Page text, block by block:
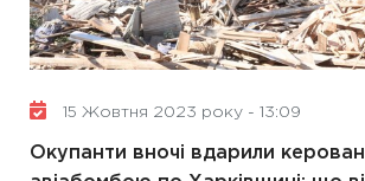
15 Жовтня 2023 року - 13:09
Окупанти вночі вдарили